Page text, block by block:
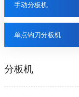
手动分板机
单点钩刀分板机
分板机